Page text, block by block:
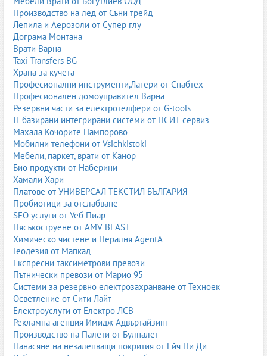
Производство на лед от Съни трейд
Лепила и Аерозоли от Супер глу
Дограма Монтана
Врати Варна
Taxi Transfers BG
Храна за кучета
Професионални инструменти,Лагери от Снабтех
Професионален домоуправител Варна
Резервни части за електротелфери от G-tools
IT базирани интегрирани системи от ПСИТ сервиз
Махала Кочорите Пампорово
Мобилни телефони от Vsichkistoki
Мебели, паркет, врати от Канор
Био продукти от Наберини
Хамали Хари
Платове от УНИВЕРСАЛ ТЕКСТИЛ БЪЛГАРИЯ
Пробиотици за отслабване
SEO услуги от Уеб Пиар
Пясъкоструене от AMV BLAST
Химическо чистене и Пералня AgentA
Геодезия от Мапкад
Експресни таксиметрови превози
Пътнически превози от Марио 95
Системи за резервно електрозахранване от Техноек
Осветление от Сити Лайт
Електроуслуги от Електро ЛСВ
Рекламна агенция Имидж Адвъртайзинг
Производство на Палети от Булпалет
Нанасяне на незалепващи покрития от Ейч Пи Ди